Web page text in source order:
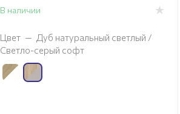
В наличии
Цвет — Дуб натуральный светлый /
Светло-серый софт